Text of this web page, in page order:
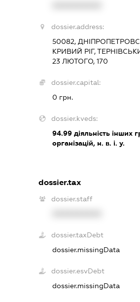
dossier.address:
50082,
КРИВИЙ РІГ,
23 ЛЮТОГО, 170
dossier.capital:
0 грн.
dossier.kveds:
94.99 діяльність інших
організацій, н. в. і. у.
dossier.tax
dossier.staff
dossier.taxDebt
dossier.missingData
dossier.esvDebt
dossier.missingData